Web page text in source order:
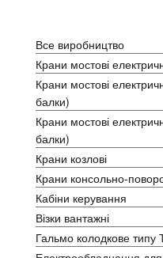
Все виробництво
Крани мостові
Крани мостові
балки)
Крани мостові
балки)
Крани козлові
Крани консольно-
Кабіни керування
Візки вантажні
Гальмо колодкове типу